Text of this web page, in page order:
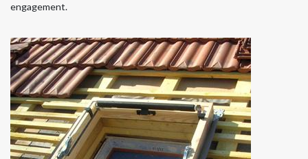
engagement.